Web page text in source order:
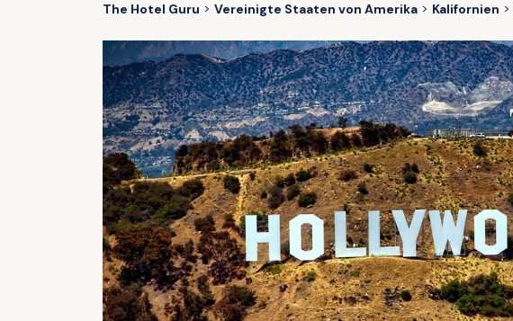
The Hotel Guru Vereinigte Staaten von Amerika Kalifornien